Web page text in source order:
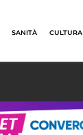
SANITÀ CULTURA